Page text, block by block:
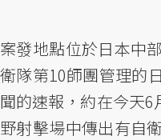
案發地點位於日本中
衛隊第10師團管理的
聞的速報，約在今天6
野射擊場中傳出有自